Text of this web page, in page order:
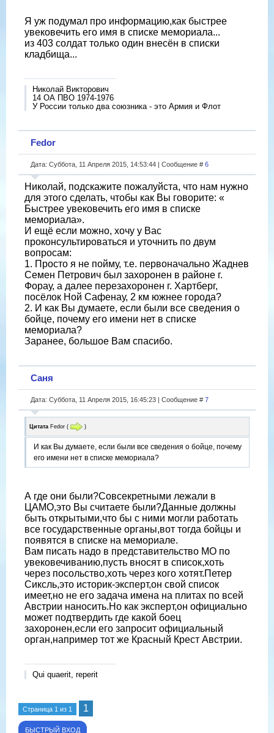
Я уж подумал про информацию,как быстрее
увековечить его имя в списке мемориала...
из 403 солдат только один внесён в списки
кладбища...
Николай Викторович
14 ОА ПВО 1974-1976
У России только два союзника - это Армия и Флот
Fedor
Дата: Суббота, 11 Апреля 2015, 14:53:44 | Сообщение # 6
Николай, подскажите пожалуйста, что нам нужно
для этого сделать, чтобы как Вы говорите: «
Быстрее увековечить его имя в списке
мемориала».
И ещё если можно, хочу у Вас
проконсультироваться и уточнить по двум
вопросам:
1. Просто я не пойму, т.е. первоначально Жаднев
Семен Петрович был захоронен в районе г.
Форау, а далее перезахоронен г. Хартберг,
посёлок Ной Сафенау, 2 км южнее города?
2. И как Вы думаете, если были все сведения о
бойце, почему его имени нет в списке
мемориала?
Заранее, большое Вам спасибо.
Саня
Дата: Суббота, 11 Апреля 2015, 16:45:23 | Сообщение # 7
Цитата Fedor ( )
И как Вы думаете, если были все сведения о бойце, почему
его имени нет в списке мемориала?
А где они были?Совсекретными лежали в
ЦАМО,это Вы считаете были?Данные должны
быть открытыми,что бы с ними могли работать
все государственные органы,вот тогда бойцы и
появятся в списке на мемориале.
Вам писать надо в представительство МО по
увековечиванию,пусть вносят в список,хоть
через посольство,хоть через кого хотят.Петер
Сиксль,это историк-эксперт,он свой список
имеет,но не его задача имена на плитах по всей
Австрии наносить.Но как эксперт,он официально
может подтвердить где какой боец
захоронен,если его запросит официальный
орган,например тот же Красный Крест Австрии.
Qui quaerit, reperit
Страница 1 из 1 1